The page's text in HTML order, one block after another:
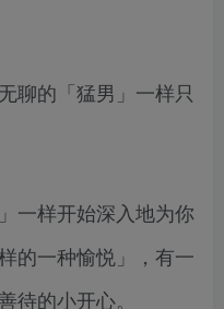
聊的「猛男」一样只
一样开始深入地为你
的一种愉悦」，有一
待的小开心。